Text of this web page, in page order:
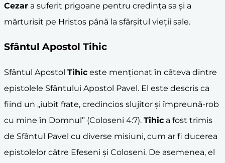
Cezar a suferit prigoane pentru credința sa și a
mărturisit pe Hristos până la sfârșitul vieții sale.
Sfântul Apostol Tihic
Sfântul Apostol Tihic este menționat în câteva dintre
epistolele Sfântului Apostol Pavel. El este descris ca
fiind un „iubit frate, credincios slujitor și împreună-rob
cu mine în Domnul” (Coloseni 4:7). Tihic a fost trimis
de Sfântul Pavel cu diverse misiuni, cum ar fi ducerea
epistolelor către Efeseni și Coloseni. De asemenea, el